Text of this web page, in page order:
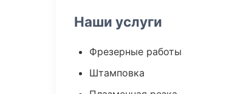
Наши услуги
Фрезерные работы
Штамповка